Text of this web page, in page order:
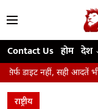
Contact Us होम देश
सही आदतें भी हैं जरूरी...ऐसे
राष्ट्रीय